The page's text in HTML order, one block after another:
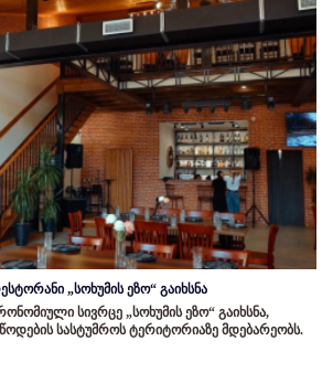
„სოხუმის ეზო“ გაიხსნა
სივრცე „სოხუმის ეზო“ გაიხსნა,
სასტუმროს ტერიტორიაზე მდებარეობს.